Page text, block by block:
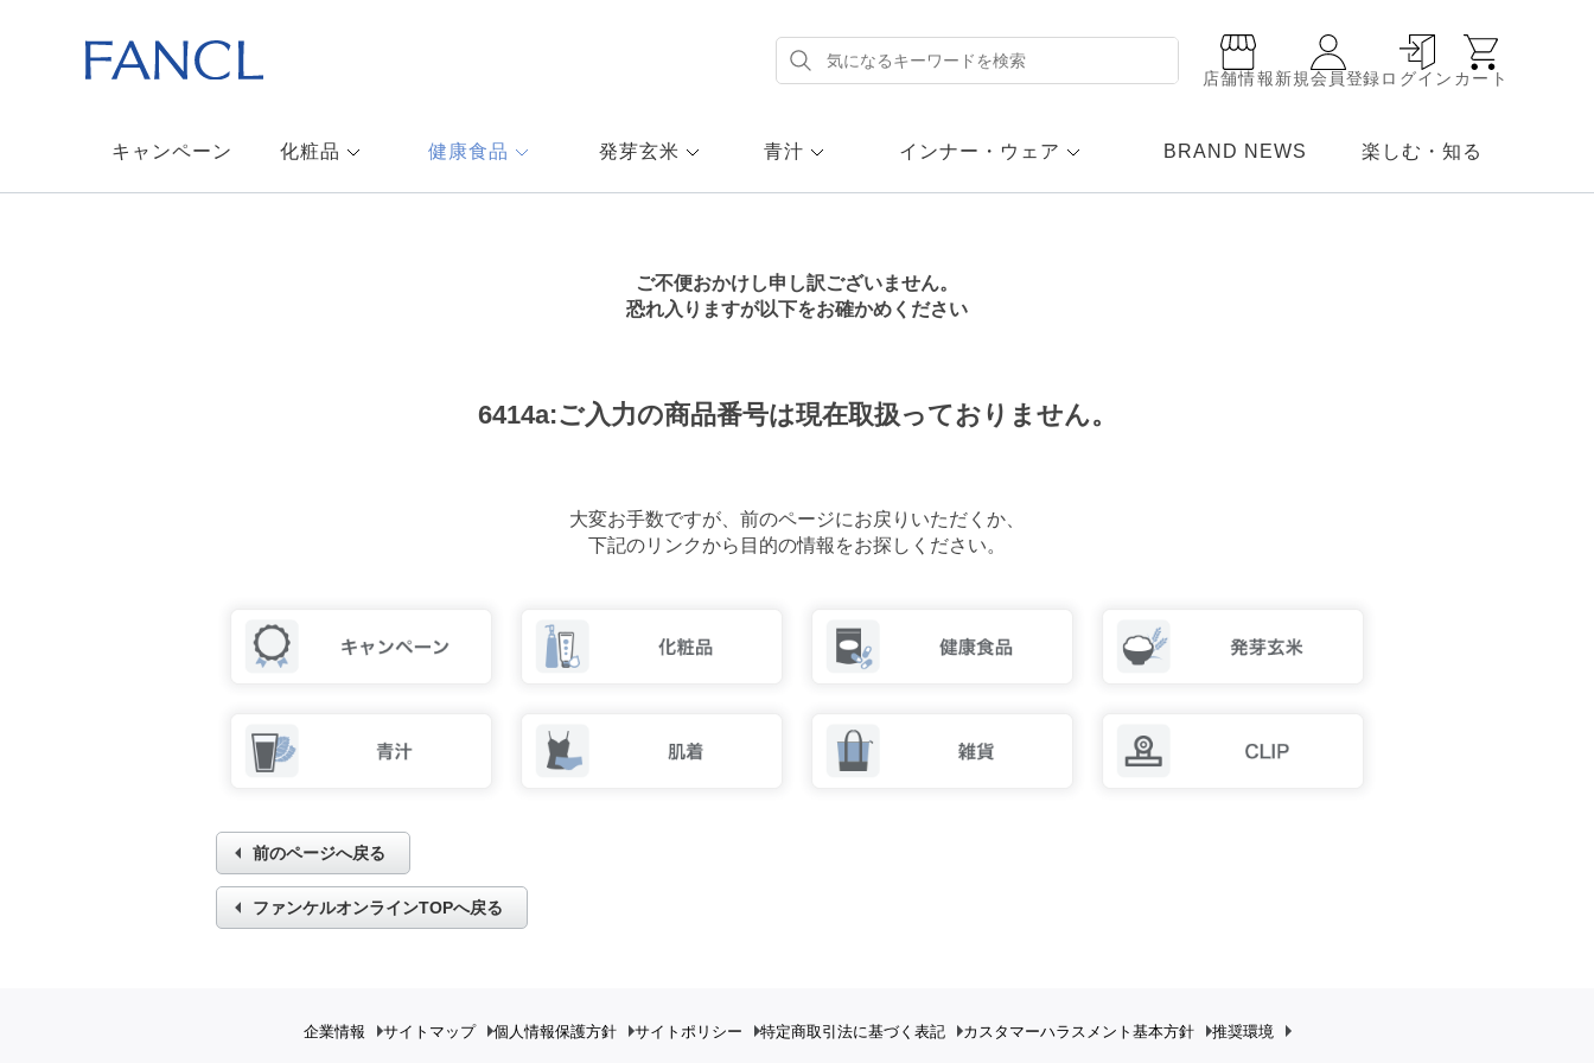
店舗情報新規会員登録ログイン カート
キャンペーン 化粧品 健康食品 発芽玄米 青汁 インナー・ウェア BRAND NEWS 楽しむ・知る
ご不便おかけし申し訳ございません。
恐れ入りますが以下をお確かめください
6414a:ご入力の商品番号は現在取扱っておりません。
大変お手数ですが、前のページにお戻りいただくか、
下記のリンクから目的の情報をお探しください。
前のページへ戻る
ファンケルオンラインTOPへ戻る
企業情報 サイトマップ 個人情報保護方針 サイトポリシー 特定商取引法に基づく表記 カスタマーハラスメント 基本方針 推奨環境